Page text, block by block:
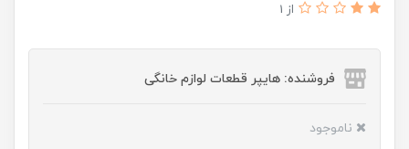
از 1
فروشنده: هایپر قطعات لوازم خانگی
ناموجود